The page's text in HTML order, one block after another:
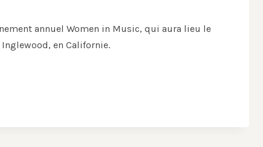
annuel Women in Music, qui aura lieu le
en Californie.